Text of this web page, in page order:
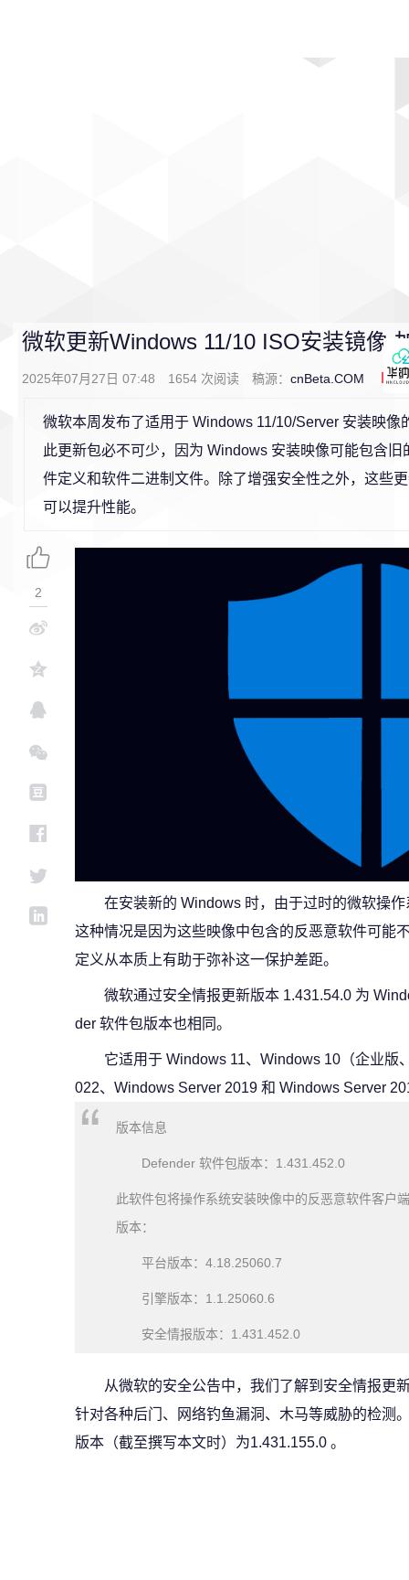
微软更新Windows 11/10 ISO安装镜像
2025年07月27日 07:48 1654 次阅读 稿源： cnBeta.COM 0
微软本周发布了适用于 Windows 11/10/Server 安装映像
此更新包必不可少，因为 Windows 安装映像可能包含旧
件定义和软件二进制文件。除了增强安全性之外，这些
可以提升性能。
在安装新的 Windows 时，由于过时的微软操
这种情况是因为这些映像中包含的反恶意软件可能
定义从本质上有助于弥补这一保护差距。
微软通过安全情报更新版本 1.431.54.0 为
der 软件包版本也相同。
它适用于 Windows 11、Windows 10（企业版
022、Windows Server 2019 和 Windows Server
版本信息
Defender 软件包版本：1.431.452.0
此软件包将操作系统安装映像中的反恶意软件客户
版本：
平台版本：4.18.25060.7
引擎版本：1.1.25060.6
安全情报版本：1.431.452.0
从微软的安全公告中，我们了解到安全情报更
针对各种后门、网络钓鱼漏洞、木马等威胁的检测
版本（截至撰写本文时）为1.431.155.0 。
2